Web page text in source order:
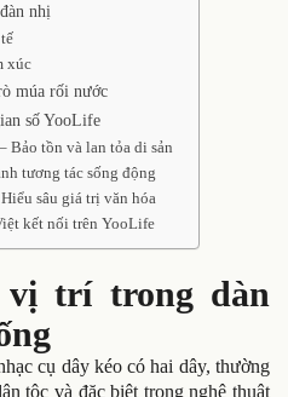
nhị
xúc
múa rối nước
số YooLife
Bảo tồn và lan tỏa di sản
tương tác sống động
sâu giá trị văn hóa
kết nối trên YooLife
vị trí trong dàn
cụ dây kéo có hai dây, thường
tộc và đặc biệt trong nghệ thuật